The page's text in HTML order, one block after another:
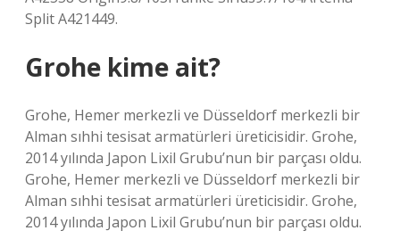
Split A421449.
Grohe kime ait?
Grohe, Hemer merkezli ve Düsseldorf merkezli bir
Alman sıhhi tesisat armatürleri üreticisidir. Grohe,
2014 yılında Japon Lixil Grubu’nun bir parçası oldu.
Grohe, Hemer merkezli ve Düsseldorf merkezli bir
Alman sıhhi tesisat armatürleri üreticisidir. Grohe,
2014 yılında Japon Lixil Grubu’nun bir parçası oldu.